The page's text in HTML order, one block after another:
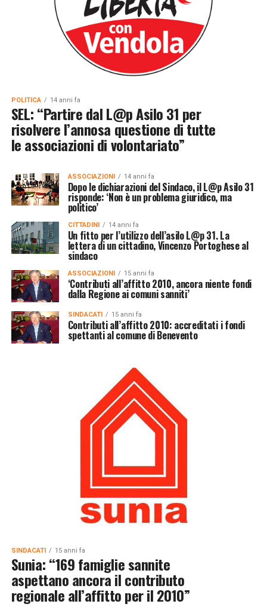
POLITICA 14 anni fa
SEL: “Partire dal L@p Asilo 31 per
risolvere l’annosa questione di tutte
le associazioni di volontariato”
ASSOCIAZIONI 14 anni fa
Dopo le dichiarazioni del Sindaco, il L@p Asilo 31
risponde: ‘Non è un problema giuridico, ma
politico’
CITTADINI 14 anni fa
Un fitto per l’utilizzo dell’asilo L@p 31. La
lettera di un cittadino, Vincenzo Portoghese al
sindaco
ASSOCIAZIONI 15 anni fa
‘Contributi all’affitto 2010, ancora niente fondi
dalla Regione ai comuni sanniti’
SINDACATI 15 anni fa
Contributi all’affitto 2010: accreditati i fondi
spettanti al comune di Benevento
SINDACATI 15 anni fa
Sunia: “169 famiglie sannite
aspettano ancora il contributo
regionale all’affitto per il 2010”